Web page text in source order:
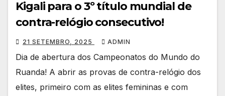
Kigali para o 3º título mundial de
contra-relógio consecutivo!
21 SETEMBRO, 2025 ADMIN
Dia de abertura dos Campeonatos do Mundo do
Ruanda! A abrir as provas de contra-relógio dos
elites, primeiro com as elites femininas e com